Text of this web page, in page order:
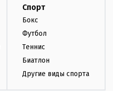
Спорт
Бокс
Футбол
Теннис
Биатлон
Другие виды спорта